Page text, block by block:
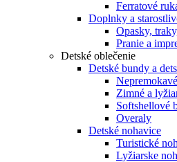
Ferratové
Doplnky a
Opasky,
Pranie a
Detské oblečenie
Detské bundy a
Zimné a
Softshellové
Overaly
Detské nohavice
Turistické
Lyžiarske